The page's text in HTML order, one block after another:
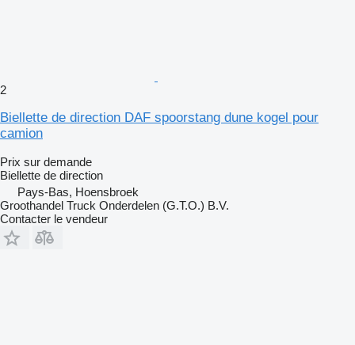
2
Biellette de direction DAF spoorstang dune kogel pour
camion
Prix sur demande
Biellette de direction
Pays-Bas, Hoensbroek
Groothandel Truck Onderdelen (G.T.O.) B.V.
Contacter le vendeur